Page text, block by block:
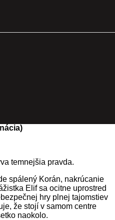
temnejšia pravda.
spálený Korán, nakrúcanie
Elif sa ocitne uprostred
hry plnej tajomstiev
že stojí v samom centre
naokolo.